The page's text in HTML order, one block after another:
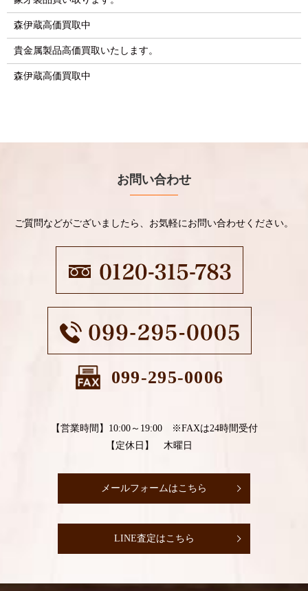
森伊蔵高価買取中
貴金属製品高価買取いたします。
森伊蔵高価買取中
お問い合わせ
ご質問などがございましたら、お気軽にお問い合わせください。
099-295-0006
【営業時間】10:00～19:00 ※FAXは24時間受付
【定休日】 木曜日
メールフォームはこちら
LINE査定はこちら